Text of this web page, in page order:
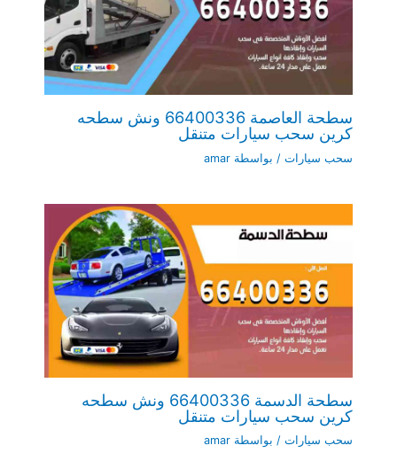
سطحة العاصمة 66400336 ونش سطحه
كرين سحب سيارات متنقل
سحب سيارات/ بواسطة amar
سطحة الدسمة 66400336 ونش سطحه
كرين سحب سيارات متنقل
سحب سيارات/ بواسطة amar